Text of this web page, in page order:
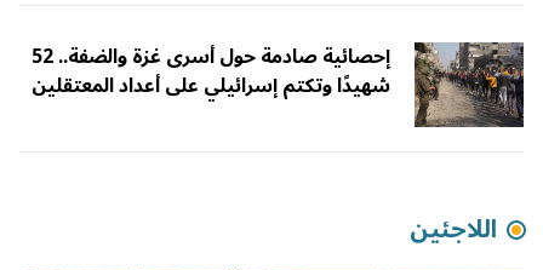
إحصائية صادمة حول أسرى غزة والضفة.. 52
شهيدًا وتكتم إسرائيلي على أعداد المعتقلين
اللاجئين